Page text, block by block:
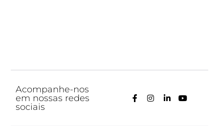
Acompanhe-nos
em nossas redes
sociais